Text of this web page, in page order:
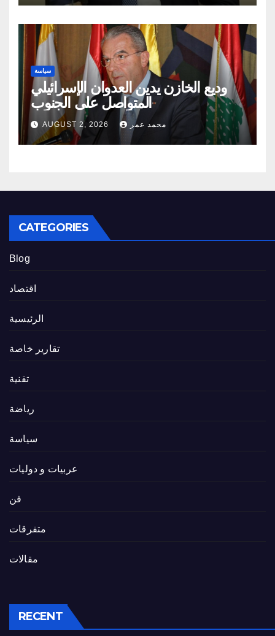
سياسة
وديع الخازن يدين العدوان الإسرائيلي
المتواصل على الجنوب
AUGUST 2, 2026 محمد عمر
CATEGORIES
Blog
اقتصاد
الرئيسية
تقارير خاصة
تقنية
رياضة
سياسة
عربيات و دوليات
فن
متفرقات
مقالات
RECENT